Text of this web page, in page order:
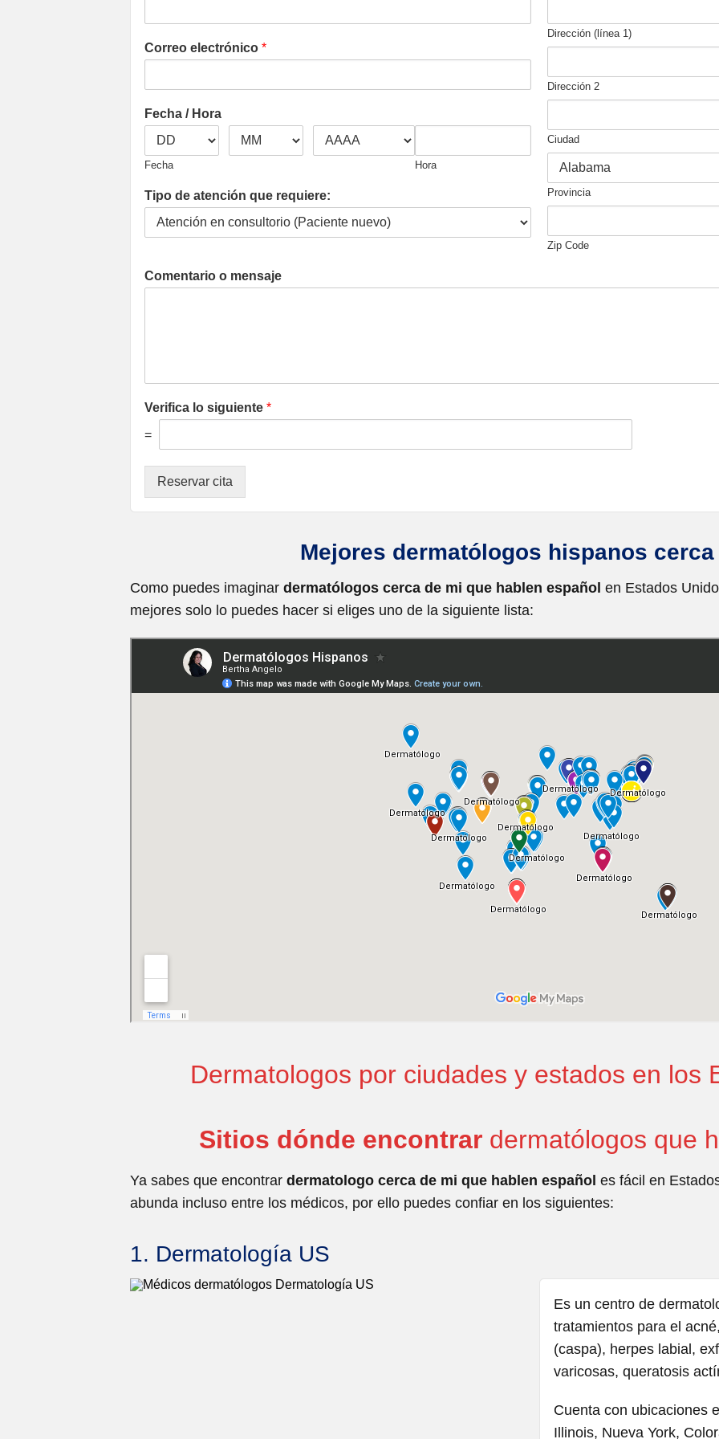
Correo electrónico *
Fecha / Hora
Fecha Hora
Tipo de atención que requiere:
Dirección (línea 1)
Dirección 2
Ciudad
Provincia
Zip Code
Comentario o mensaje
Verifica lo siguiente *
=
Reservar cita
Mejores dermatólogos hispanos cerca
Como puedes imaginar dermatólogos cerca de mi que hablen español en Estados
mejores solo lo puedes hacer si eliges uno de la siguiente lista:
Dermatologos por ciudades y estados en los
Sitios dónde encontrar dermatólogos que
Ya sabes que encontrar dermatologo cerca de mi que hablen español es fácil en
abunda incluso entre los médicos, por ello puedes confiar en los siguientes:
1. Dermatología US
Es un centro de
tratamientos para el
(caspa), herpes labial,
varicosas, queratosis
Cuenta con ubicaciones
Illinois, Nueva York,